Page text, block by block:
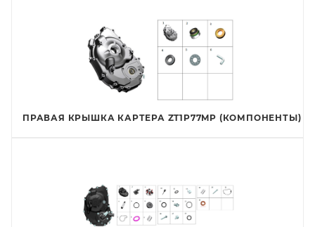
ПРАВАЯ КРЫШКА КАРТЕРА ZT1P77MP (КОМПОНЕНТЫ)